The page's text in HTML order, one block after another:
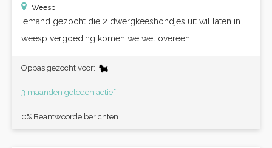
Weesp
Iemand gezocht die 2 dwergkeeshondjes uit wil laten in
weesp vergoeding komen we wel overeen
Oppas gezocht voor:
3 maanden geleden actief
0% Beantwoorde berichten